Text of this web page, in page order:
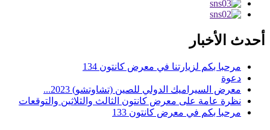
أحدث الأخبار
مرحبا بكم لزيارتنا في معرض كانتون 134
دعوة
معرض السيراميك الدولي للصين (تشاوتشو) 2023...
نظرة عامة على معرض كانتون الثالث والثلاثين والتوقعات
مرحبا بكم في معرض كانتون 133